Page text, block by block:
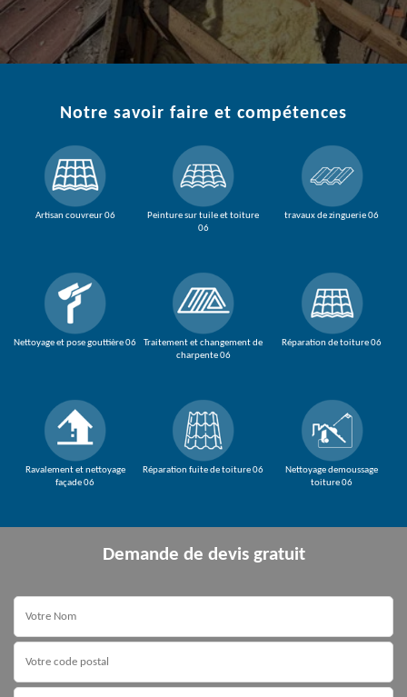
Notre savoir faire et compétences
Artisan couvreur 06
Nettoyage et pose gouttière 06
Ravalement et nettoyage
façade 06
Peinture sur tuile et toiture
06
Traitement et changement de
charpente 06
Réparation fuite de toiture 06
travaux de zinguerie 06
Réparation de toiture 06
Nettoyage demoussage
toiture 06
Demande de devis gratuit